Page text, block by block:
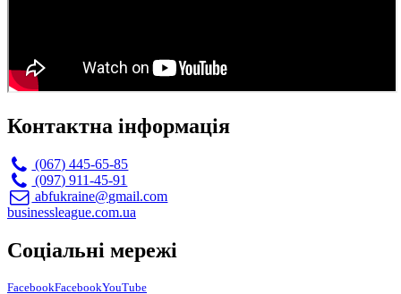
Контактна інформація
(067) 445-65-85
(097) 911-45-91
abfukraine@gmail.com
businessleague.com.ua
Соціальні мережі
FacebookFacebookYouTube